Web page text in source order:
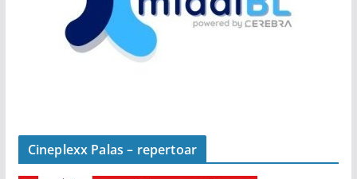
Cineplexx Palas – repertoar